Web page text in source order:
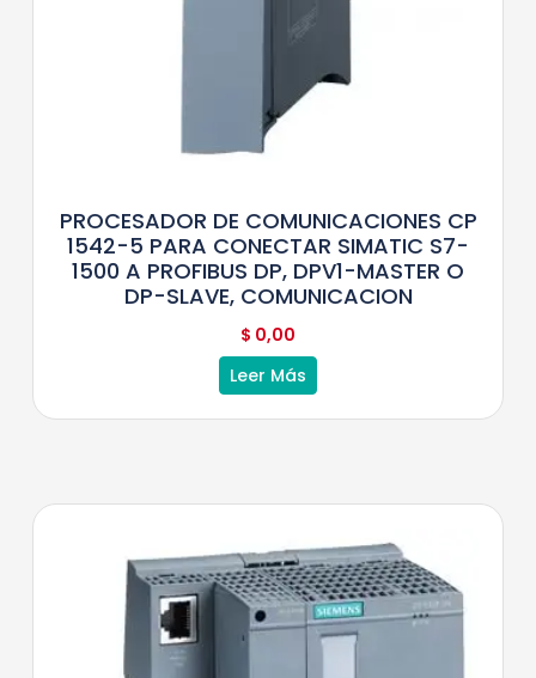
PROCESADOR DE COMUNICACIONES CP
1542-5 PARA CONECTAR SIMATIC S7-
1500 A PROFIBUS DP, DPV1-MASTER O
DP-SLAVE, COMUNICACION
$ 0,00
Leer Más